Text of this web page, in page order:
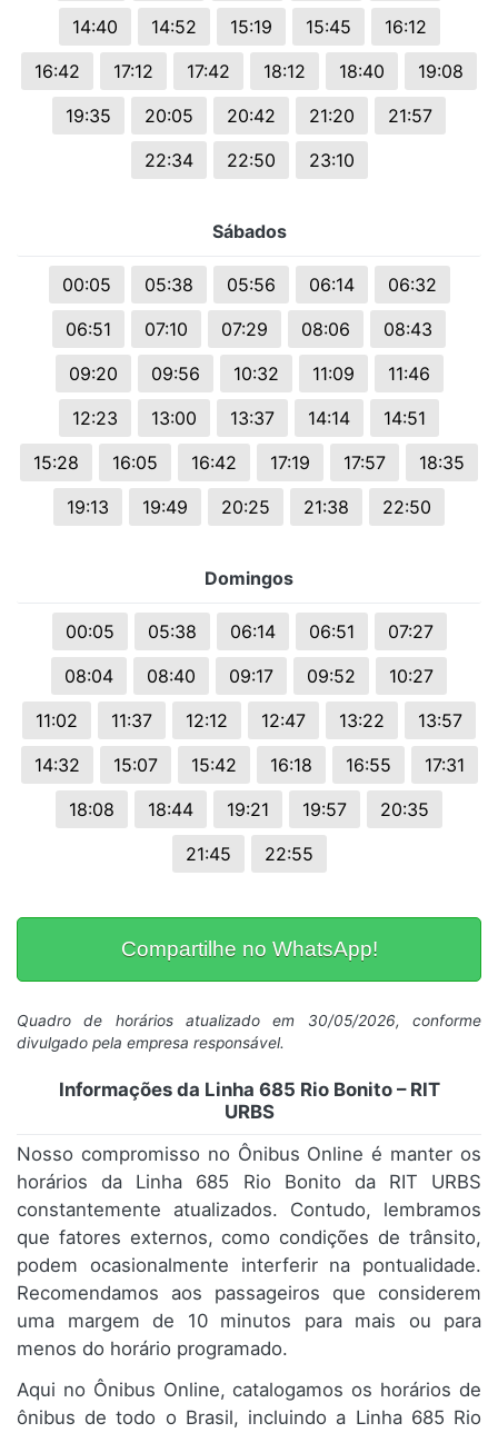
14:40 14:52 15:19 15:45
16:12
16:42
17:12 17:42 18:12 18:40
19:08
19:35
20:05 20:42 21:20
21:57
22:34
22:50 23:10
Sábados
00:05 05:38 05:56 06:14
06:32
06:51
07:10 07:29 08:06
08:43
09:20
09:56 10:32 11:09
11:46
12:23
13:00 13:37 14:14
14:51
15:28
16:05 16:42 17:19 17:57
18:35
19:13
19:49 20:25 21:38 22:50
Domingos
00:05 05:38 06:14 06:51
07:27
08:04
08:40 09:17 09:52
10:27
11:02
11:37 12:12 12:47 13:22
13:57
14:32
15:07 15:42 16:18 16:55
17:31
18:08
18:44 19:21 19:57
20:35
21:45
22:55
Compartilhe no WhatsApp!
Quadro de horários atualizado em 30/05/2026, conforme
divulgado pela empresa responsável.
Informações da Linha 685 Rio Bonito – RIT
URBS
Nosso compromisso no Ônibus Online é manter os
horários da Linha 685 Rio Bonito da RIT URBS
constantemente atualizados. Contudo, lembramos
que fatores externos, como condições de trânsito,
podem ocasionalmente interferir na pontualidade.
Recomendamos aos passageiros que considerem
uma margem de 10 minutos para mais ou para
menos do horário programado.
Aqui no Ônibus Online, catalogamos os horários de
ônibus de todo o Brasil, incluindo a Linha 685 Rio